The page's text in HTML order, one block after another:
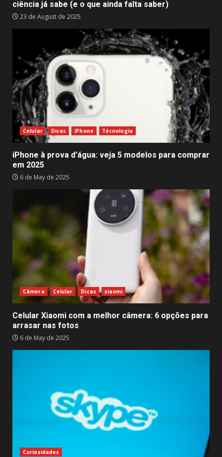
ciência já sabe (e o que ainda falta saber)
23 de August de 2025
Celular Dicas iPhone Técnologia
iPhone à prova d’água: veja 5 modelos para comprar
em 2025
6 de May de 2025
Câmera Celular Dicas xiaomi
Celular Xiaomi com a melhor câmera: 6 opções para
arrasar nas fotos
6 de May de 2025
Curiosidades